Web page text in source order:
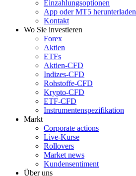
Einzahlungsoptionen
App oder MT5 herunterladen
Kontakt
Wo Sie investieren
Forex
Aktien
ETFs
Aktien-CFD
Indizes-CFD
Rohstoffe-CFD
Krypto-CFD
ETF-CFD
Instrumentenspezifikation
Markt
Corporate actions
Live-Kurse
Rollovers
Market news
Kundensentiment
Über uns